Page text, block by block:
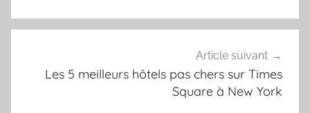
Article suivant
Les 5 meilleurs hôtels pas chers sur Times
Square à New York